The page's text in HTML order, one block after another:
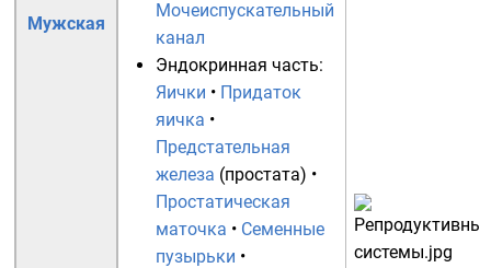
Мужская
Мочеиспускательный
канал
Эндокринная часть:
Яички • Придаток
яичка •
Предстательная
железа (простата) •
Простатическая
маточка • Семенные
пузырьки •